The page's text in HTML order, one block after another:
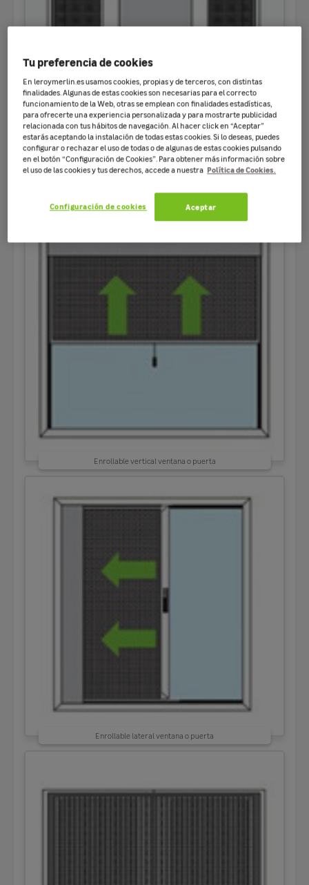
Enrollable vertical ventana o puerta
Enrollable lateral ventana o puerta
Tu preferencia de cookies
En leroymerlin.es usamos cookies, propias y de terceros, con distintas
finalidades. Algunas de estas cookies son necesarias para el correcto
funcionamiento de la Web, otras se emplean con finalidades estadísticas,
para ofrecerte una experiencia personalizada y para mostrarte publicidad
relacionada con tus hábitos de navegación. Al hacer click en “Aceptar”
estarás aceptando la instalación de todas estas cookies. Si lo deseas, puedes
configurar o rechazar el uso de todas o de algunas de estas cookies pulsando
en el botón “Configuración de Cookies”. Para obtener más información sobre
el uso de las cookies y tus derechos, accede a nuestra Política de Cookies.
Aceptar
Configuración de cookies